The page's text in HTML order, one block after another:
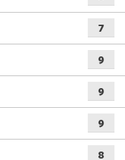
7
9
9
9
8